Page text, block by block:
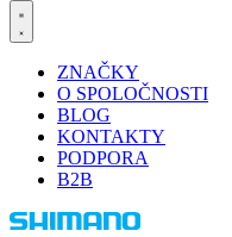
ZNAČKY
O SPOLOČNOSTI
BLOG
KONTAKTY
PODPORA
B2B